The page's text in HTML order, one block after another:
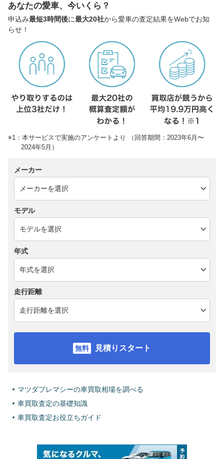
あなたの愛車、今いくら？
申込み最短3時間後に最大20社から愛車の査定結果をWebでお知
らせ！
※1：本サービスで実施のアンケートより （回答期間：2023年6月〜
2024年5月）
メーカー
モデル
年式
走行距離
見積りスタート
マツダプレマシーの車買取相場を調べる
車買取査定の基礎知識
車買取査定お役立ちガイド